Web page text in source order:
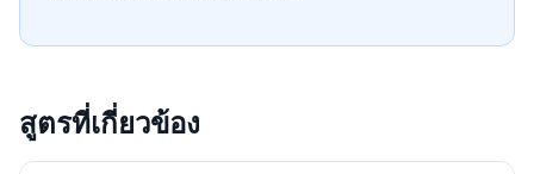
สูตรที่เกี่ยวข้อง